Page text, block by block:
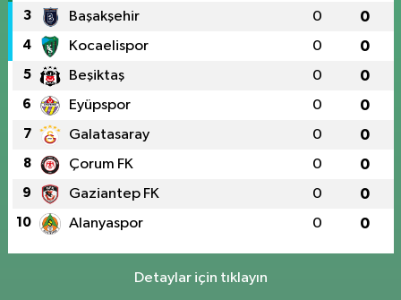
3 Başakşehir 0 0
4 Kocaelispor 0 0
5 Beşiktaş 0 0
6 Eyüpspor 0 0
7 Galatasaray 0 0
8 Çorum FK 0 0
9 Gaziantep FK 0 0
10 Alanyaspor 0 0
Detaylar için tıklayın